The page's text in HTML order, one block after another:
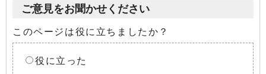
ご意見をお聞かせください
このページは役に立ちましたか？
役に立った